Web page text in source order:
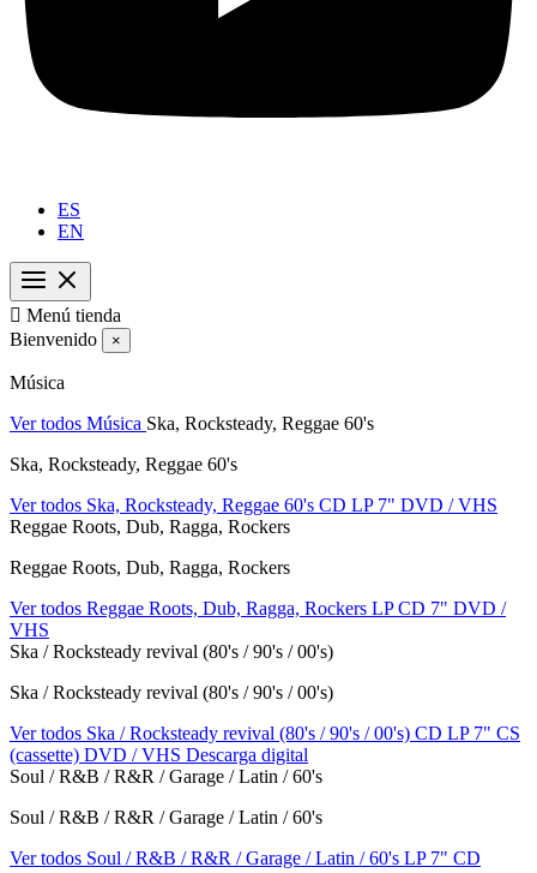
ES
EN
 Menú tienda
Bienvenido
×
Música
Ver todos Música Ska, Rocksteady, Reggae 60's
Ska, Rocksteady, Reggae 60's
Ver todos Ska, Rocksteady, Reggae 60's CD LP 7" DVD / VHS
Reggae Roots, Dub, Ragga, Rockers
Reggae Roots, Dub, Ragga, Rockers
Ver todos Reggae Roots, Dub, Ragga, Rockers LPCD 7" DVD /
VHS
Ska / Rocksteady revival (80's / 90's / 00's)
Ska / Rocksteady revival (80's / 90's / 00's)
Ver todos Ska / Rocksteady revival (80's / 90's / 00's) CD LP 7" CS
(cassette) DVD / VHS Descarga digital
Soul / R&B / R&R / Garage / Latin / 60's
Soul / R&B / R&R / Garage / Latin / 60's
Ver todos Soul / R&B / R&R / Garage / Latin / 60's LP 7" CD